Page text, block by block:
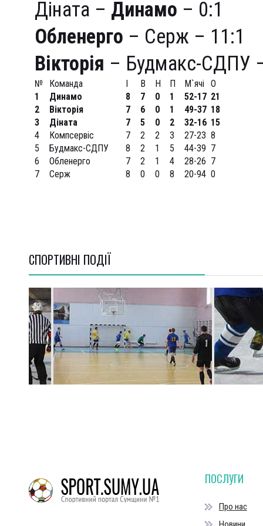
Діната – Динамо – 0:1
Обленерго – Серж – 11:1
Вікторія – Будмакс-СДПУ
№ Команда І В Н П М`ячі О
1
Динамо 8 7 0 1 52-17 21
2
Вікторія 7 6 0 1 49-37 18
3
Діната 7 5 0 2 32-16 15
4
Компсервіс 7 2 2 3 27-23 8
5
Будмакс-СДПУ 8 2 1 5 44-39 7
6
Обленерго 7 2 1 4 28-26 7
7
Серж 8 0 0 8 20-94 0
СПОРТИВНI ПОДІЇ
ПОСЛУГИ
Про нас